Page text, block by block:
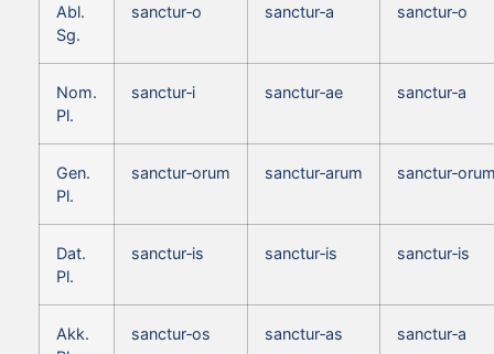
Abl.
Sg.
sanctur‑o sanctur‑a sanctur‑o
Nom.
Pl.
sanctur‑i sanctur‑ae sanctur‑a
Gen.
Pl.
sanctur‑orum sanctur‑arum
Dat.
Pl.
sanctur‑is sanctur‑is sanctur‑is
Akk.
sanctur‑os sanctur‑as sanctur‑a